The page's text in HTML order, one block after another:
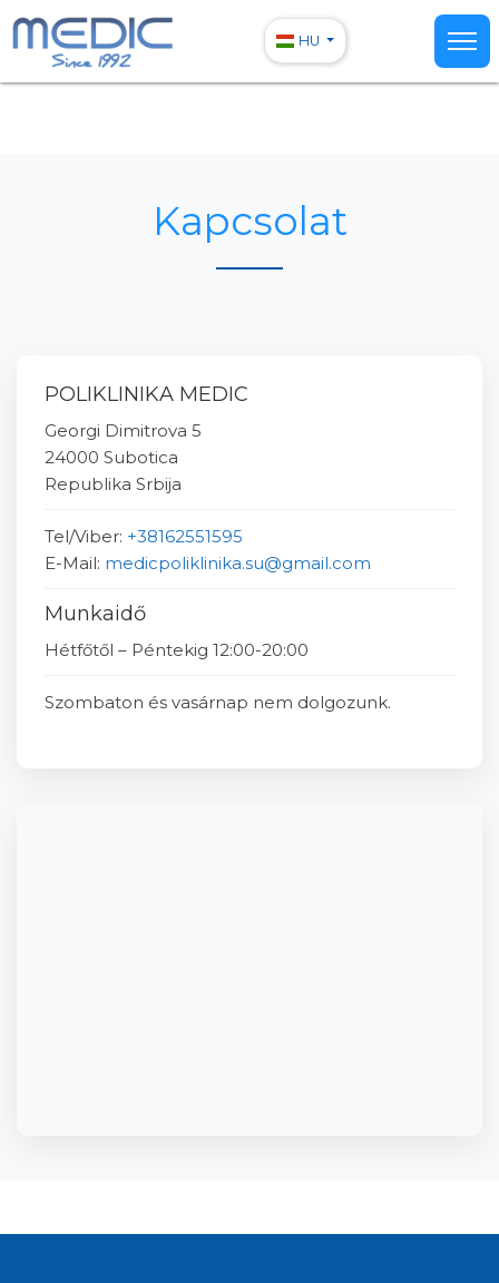
HU
Kapcsolat
POLIKLINIKA MEDIC
Georgi Dimitrova 5
24000 Subotica
Republika Srbija
Tel/Viber: +38162551595
E-Mail: medicpoliklinika.su@gmail.com
Munkaidő
Hétfőtől – Péntekig 12:00-20:00
Szombaton és vasárnap nem dolgozunk.